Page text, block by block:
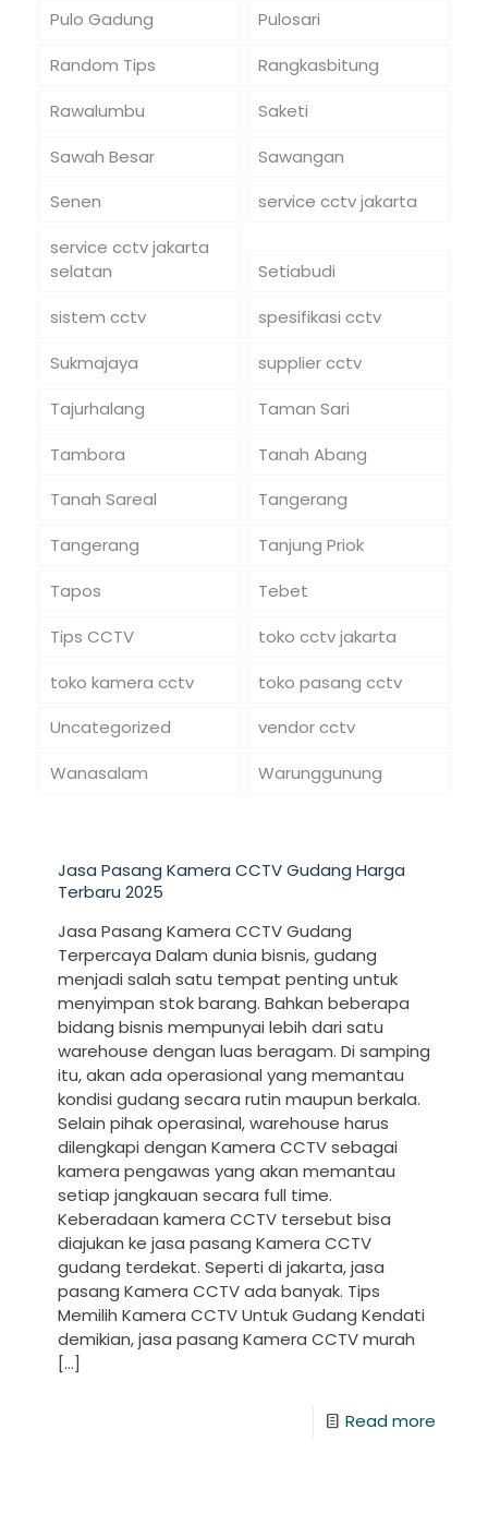
Pulo Gadung
Pulosari
Random Tips
Rangkasbitung
Rawalumbu
Saketi
Sawah Besar
Sawangan
Senen
service cctv jakarta
service cctv jakarta
selatan
Setiabudi
sistem cctv
spesifikasi cctv
Sukmajaya
supplier cctv
Tajurhalang
Taman Sari
Tambora
Tanah Abang
Tanah Sareal
Tangerang
Tangerang
Tanjung Priok
Tapos
Tebet
Tips CCTV
toko cctv jakarta
toko kamera cctv
toko pasang cctv
Uncategorized
vendor cctv
Wanasalam
Warunggunung
Jasa Pasang Kamera CCTV Gudang Harga
Terbaru 2025
Jasa Pasang Kamera CCTV Gudang
Terpercaya Dalam dunia bisnis, gudang
menjadi salah satu tempat penting untuk
menyimpan stok barang. Bahkan beberapa
bidang bisnis mempunyai lebih dari satu
warehouse dengan luas beragam. Di samping
itu, akan ada operasional yang memantau
kondisi gudang secara rutin maupun berkala.
Selain pihak operasinal, warehouse harus
dilengkapi dengan Kamera CCTV sebagai
kamera pengawas yang akan memantau
setiap jangkauan secara full time.
Keberadaan kamera CCTV tersebut bisa
diajukan ke jasa pasang Kamera CCTV
gudang terdekat. Seperti di jakarta, jasa
pasang Kamera CCTV ada banyak. Tips
Memilih Kamera CCTV Untuk Gudang Kendati
demikian, jasa pasang Kamera CCTV murah
[…]
Read more